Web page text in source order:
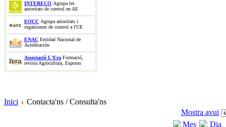
INTERECO Agrupa les
autoritats de control en AE
EOCC Agrupa autoritats i
organismes de control a l'UE
ENAC Entidad Nacional de
Acreditación
Associació L'Era Formació,
revista Agrocultura, Esporus
Inici
Contacta'ns / Consulta'ns
Mostra avui